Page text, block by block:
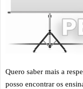
Quero saber mais a
posso encontrar os